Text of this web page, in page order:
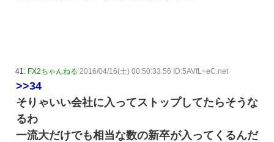
41: FX2ちゃんねる 2016/04/16(土) 00:50:33.56 ID:5AVfL+eC.net
>>34
そりゃいい会社に入ってストップしてたらそうな
るわ
一流大だけでも相当な数の新卒が入ってくるんだ